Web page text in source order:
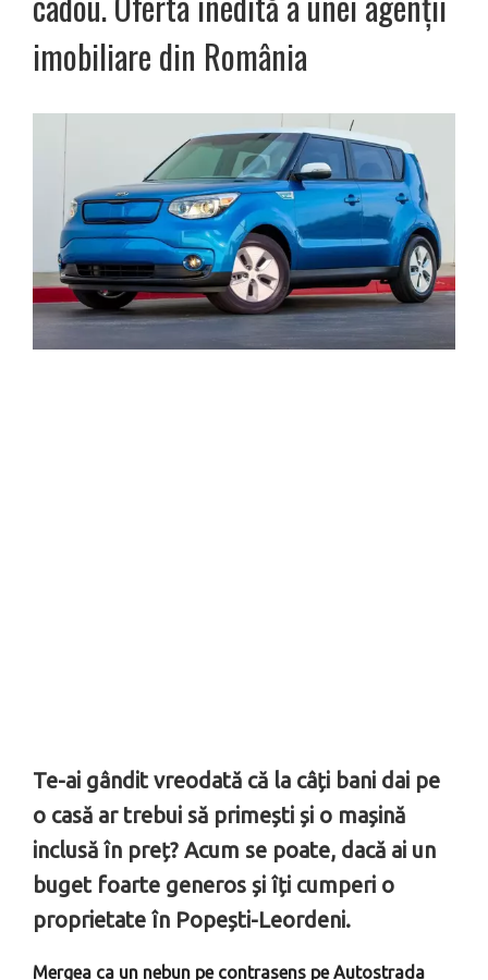
imobiliare din România
Te-ai gândit vreodată că la câți bani dai pe
o casă ar trebui să primești și o mașină
inclusă în preț? Acum se poate, dacă ai un
buget foarte generos și îți cumperi o
proprietate în Popești-Leordeni.
Mergea ca un nebun pe contrasens pe Autostrada